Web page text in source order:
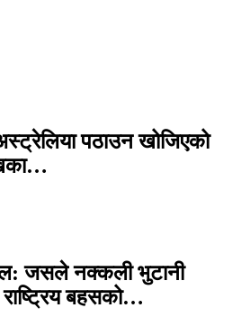
पठाउन खोजिएको
जसले नक्कली भुटानी
बहसको…